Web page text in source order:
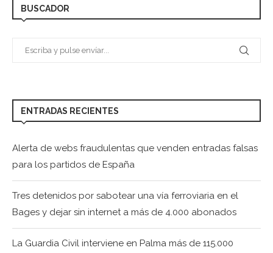
BUSCADOR
ENTRADAS RECIENTES
Alerta de webs fraudulentas que venden entradas falsas
para los partidos de España
Tres detenidos por sabotear una vía ferroviaria en el
Bages y dejar sin internet a más de 4.000 abonados
La Guardia Civil interviene en Palma más de 115.000